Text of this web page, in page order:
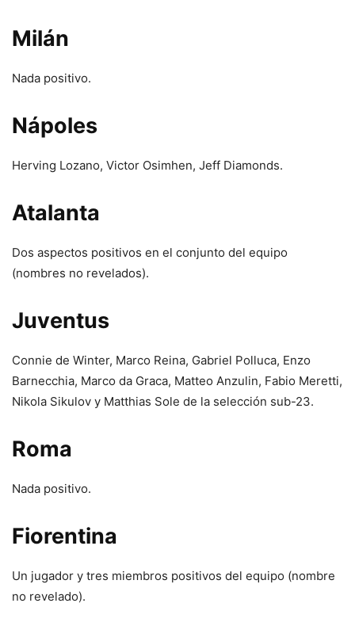
Milán
Nada positivo.
Nápoles
Herving Lozano, Victor Osimhen, Jeff Diamonds.
Atalanta
Dos aspectos positivos en el conjunto del equipo
(nombres no revelados).
Juventus
Connie de Winter, Marco Reina, Gabriel Polluca, Enzo
Barnecchia, Marco da Graca, Matteo Anzulin, Fabio Meretti,
Nikola Sikulov y Matthias Sole de la selección sub-23.
Roma
Nada positivo.
Fiorentina
Un jugador y tres miembros positivos del equipo (nombre
no revelado).